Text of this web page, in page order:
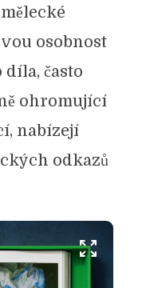
osobnost
často
ohromující
nabízejí
odkazů